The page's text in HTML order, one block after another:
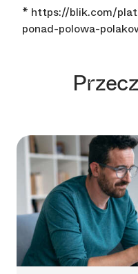
* https://blik.com/
ponad-polowa-